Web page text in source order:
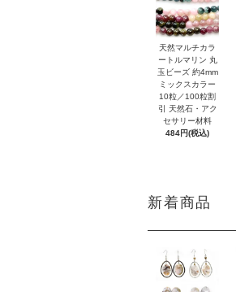
天然マルチカラ
ートルマリン 丸
玉ビーズ 約4mm
ミックスカラー
10粒／100粒割
引 天然石・アク
セサリー材料
484円(税込)
新着商品